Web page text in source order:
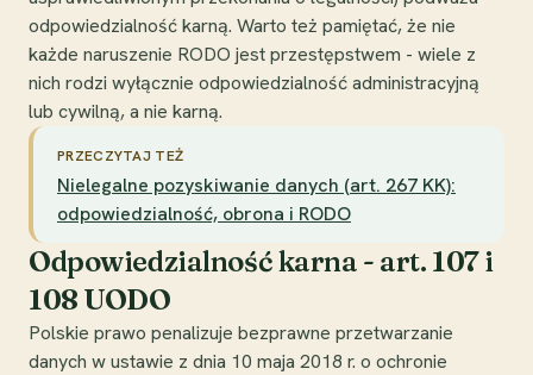
odpowiedzialność karną. Warto też pamiętać, że nie
każde naruszenie RODO jest przestępstwem - wiele z
nich rodzi wyłącznie odpowiedzialność administracyjną
lub cywilną, a nie karną.
PRZECZYTAJ TEŻ
Nielegalne pozyskiwanie danych (art. 267 KK):
odpowiedzialność, obrona i RODO
Odpowiedzialność karna - art. 107 i
108 UODO
Polskie prawo penalizuje bezprawne przetwarzanie
danych w ustawie z dnia 10 maja 2018 r. o ochronie